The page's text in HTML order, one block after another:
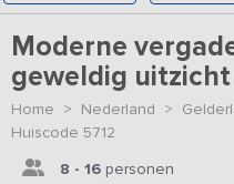
Moderne
geweldig uitzicht
Home > Nederland >
Huiscode 5712
8 - 16 personen